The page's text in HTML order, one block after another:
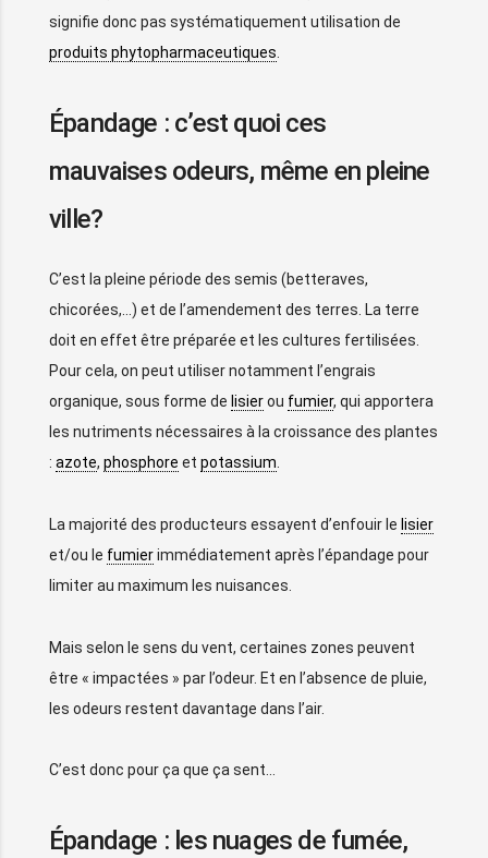
signifie donc pas systématiquement utilisation de
produits phytopharmaceutiques
Épandage : c’est quoi ces
mauvaises odeurs, même en pleine
ville?
C’est la pleine période des semis (betteraves,
chicorées,…) et de l’amendement des terres. La terre
doit en effet être préparée et les cultures fertilisées.
Pour cela, on peut utiliser notamment l’engrais
organique, sous forme de lisierou fumier, qui apportera
les nutriments nécessaires à la croissance des plantes
: azote, phosphore et potassium
La majorité des producteurs essayent d’enfouir le lisier
et/ou le fumierimmédiatement après l’épandage pour
limiter au maximum les nuisances.
Mais selon le sens du vent, certaines zones peuvent
être « impactées » par l’odeur. Et en l’absence de pluie,
les odeurs restent davantage dans l’air.
C’est donc pour ça que ça sent…
Épandage : les nuages de fumée,